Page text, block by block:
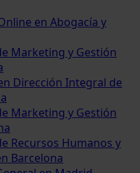
en Abogacía y
Marketing y Gestión
Dirección Integral de
Marketing y Gestión
Recursos Humanos y
Barcelona